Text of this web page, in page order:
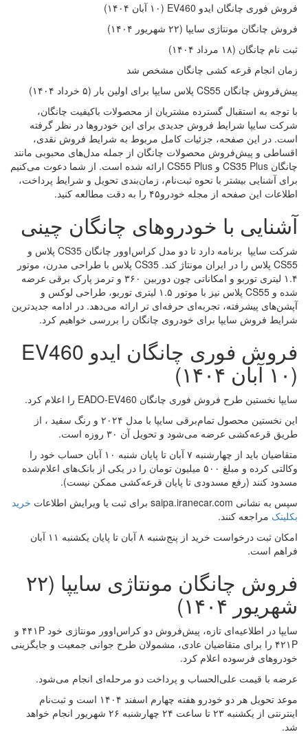
فروش فوری چانگان ایدو EV460 (۱۰ آبان ۱۴۰۴)
فروش چانگان مونتاژی سایپا (۲۲ شهریور ۱۴۰۴)
ثبت نام چانگان (۱۸ مرداد ۱۴۰۴)
زمان انجام قرعه کشی چانگان مشخص شد
پیش‌فروش چانگان CS55 پلاس سایپا برای اولین بار (۵ خرداد ۱۴۰۴)
با توجه به استقبال گسترده مشتریان از محصولات باکیفیت چانگان،
شرکت سایپا شرایط فروش جدیدی برای این خودروها در نظر گرفته
است. در این صفحه، جزئیات کامل مربوط به شرایط فروش نقدی،
اقساطی و پیش‌فروش محصولات چانگان از جمله مدل‌های محبوبی مانند
چانگان CS35 Plus و CS55 Plus ارائه شده است. از شما دعوت می‌کنیم
برای آشنایی بیشتر با نحوه ثبت‌نام، زمان‌بندی تحویل و شرایط پرداخت،
اطلاعات این صفحه از مجله خودرو۴۵ را به دقت مطالعه کنید.
آشنایی با خودروهای چانگان چینی
شرکت سایپا برنامه دارد تا دو مدل کراس‌اوور چانگان CS35 پلاس و
CS55 پلاس را در ایران مونتاژ کند. CS35 پلاس با طراحی مدرن، موتور
۱.۴ لیتری توربو و امکاناتی چون دوربین ۳۶۰ و ترمز پارک برقی عرضه
شده و CS55 پلاس نیز با موتور ۱.۵ لیتری توربو، طراحی لوکس و
آپشن‌های پیشرفته، تجربه‌ای حرفه‌ای تر ارائه می‌دهد. در ادامه جدیدترین
شرایط فروش سایپا برای خودروی چانگان را بررسی خواهیم کرد.
فروش فوری چانگان ایدو EV460
سایپا نخستین طرح فروش فوری چانگان EADO-EV460 را اعلام کرد.
این نخستین محصول تمام‌برقی سایپا با مدل ۲۰۲۴ و رنگ سفید ، از
طریق قرعه‌کشی عرضه می‌شود و تحویل آن ۳۰ روزه است.
متقاضیان باید از چهارشنبه ۷ آبان تا پایان شنبه ۱۰ آبان حساب خود را
وکالتی کرده و مبلغ ۵۰۰ میلیون تومان را در یکی از بانک‌های اعلام‌شده
مسدود کنند (رفع مسدودی تا پایان قرعه‌کشی ممکن نیست).
سپس به نشانی saipa.iranecar.com برای ثبت یا ویرایش اطلاعات
خرید
بکلینکمراجعه کنند.
امکان ثبت درخواست خرید از پنج‌شنبه ۸ آبان تا پایان یکشنبه ۱۱ آبان
فراهم است.
فروش چانگان مونتاژی سایپا (۲۲
شهریور ۱۴۰۴)
سایپا در اطلاعیه‌ای تازه، پیش‌فروش دو کراس‌اوور مونتاژی خود ۴۴۱P و
۴۲۱P را برای متقاضیان عادی، مشمولان طرح جوانی جمعیت و جایگزینی
خودروهای فرسوده اعلام کرد.
عرضه با قیمت علی‌الحساب و پرداخت دو مرحله‌ای انجام می‌شود.
موعد تحویل هر دو خودرو هفته چهارم اسفند ۱۴۰۴ است و ثبت‌نام
اینترنتی از یکشنبه ۲۳ تا ساعت ۲۴ چهارشنبه ۲۶ شهریور انجام خواهد
شد.